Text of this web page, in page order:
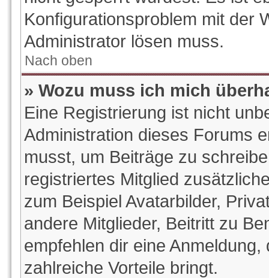
Konfigurationsproblem mit der
Administrator lösen muss.
Nach oben
» Wozu muss ich mich
Eine Registrierung ist nicht
Administration dieses Forums
musst, um Beiträge zu
registriertes Mitglied
zum Beispiel Avatarbilder,
andere Mitglieder, Beitritt zu
empfehlen dir eine
zahlreiche Vorteile bringt.